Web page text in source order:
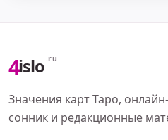
4islo .ru
Значения карт Таро,
сонник и редакционные